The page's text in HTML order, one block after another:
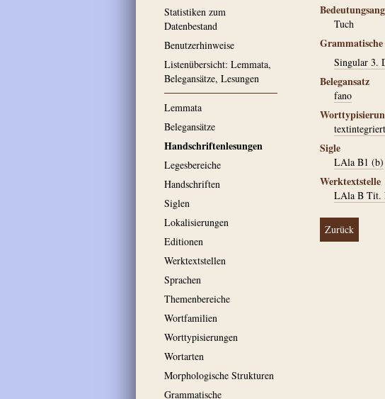
Statistiken zum
Datenbestand
Benutzerhinweise
Listenübersicht: Lemmata,
Belegansätze, Lesungen
Lemmata
Belegansätze
Handschriftenlesungen
Legesbereiche
Handschriften
Siglen
Lokalisierungen
Editionen
Werktextstellen
Sprachen
Themenbereiche
Wortfamilien
Worttypisierungen
Wortarten
Morphologische Strukturen
Grammatische
Tuch
Singular 3.
Belegansatz
fano
Sigle
LAla B1 (b)
Werktextstelle
LAla B Tit.
Zurück